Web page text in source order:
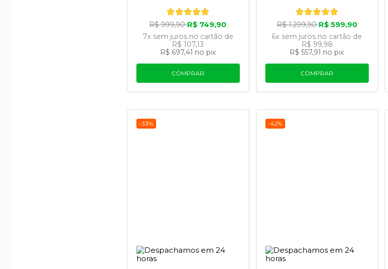
R$ 999,90R$ 749,90
7x sem juros no cartão de
R$ 107,13
R$ 697,41 no pix
COMPRAR
R$ 1.299,90R$ 599,90
6x sem juros no cartão de
R$ 99,98
R$ 557,91 no pix
COMPRAR
-33% -42%